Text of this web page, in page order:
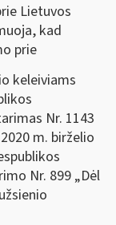
Lietuvos
kad
prie
keleiviams
Nr. 1143
m. birželio
Nr. 899 „Dėl